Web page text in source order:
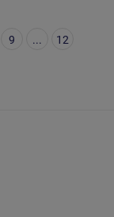
9 ... 12